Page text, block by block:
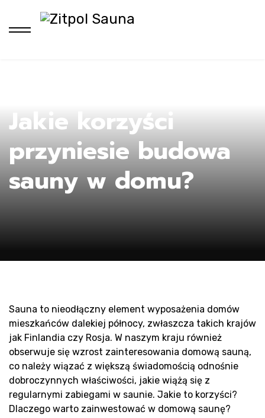
Jakie korzyści
przyniesie budowa
sauny w domu?
Sauna to nieodłączny element wyposażenia domów
mieszkańców dalekiej północy, zwłaszcza takich krajów
jak Finlandia czy Rosja. W naszym kraju również
obserwuje się wzrost zainteresowania domową sauną,
co należy wiązać z większą świadomością odnośnie
dobroczynnych właściwości, jakie wiążą się z
regularnymi zabiegami w saunie. Jakie to korzyści?
Dlaczego warto zainwestować w domową saunę?